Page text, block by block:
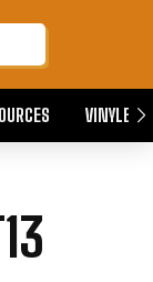
VINYLES